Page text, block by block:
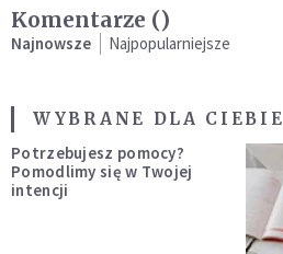
Komentarze ()
Najnowsze Najpopularniejsze
WYBRANE DLA CIEBIE
Potrzebujesz pomocy?
Pomodlimy się w Twojej
intencji